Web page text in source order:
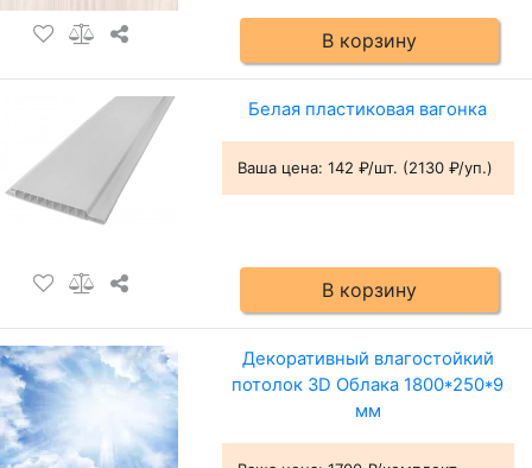
В корзину
Белая пластиковая вагонка
Ваша цена: 142 ₽/шт. (2130 ₽/уп.)
В корзину
Декоративный влагостойкий
потолок 3D Облака 1800*250*9
мм